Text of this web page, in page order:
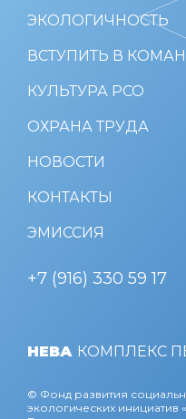
НЕВА КОМПЛЕКС
© Фонд развития
экологических инициатив
ЭКОЛОГИЧНОСТЬ
ВСТУПИТЬ В
КУЛЬТУРА РСО
ОХРАНА ТРУДА
НОВОСТИ
КОНТАКТЫ
ЭМИССИЯ
+7 (916) 330 59 17